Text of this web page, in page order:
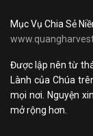
Mục Vụ Chia Sẻ
Được lập nên từ
Lành của Chúa
mọi nơi. Nguyện
mở rộng hơn.